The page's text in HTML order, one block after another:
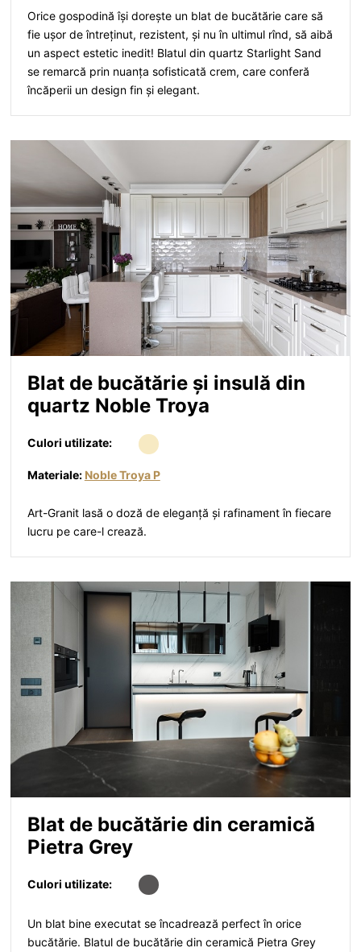
Orice gospodină își dorește un blat de bucătărie care să
fie ușor de întreținut, rezistent, și nu în ultimul rînd, să aibă
un aspect estetic inedit! Blatul din quartz Starlight Sand
se remarcă prin nuanța sofisticată crem, care conferă
încăperii un design fin și elegant.
Blat de bucătărie și insulă din
quartz Noble Troya
Culori utilizate:
Materiale: Noble Troya P
Art-Granit lasă o doză de eleganță și rafinament în fiecare
lucru pe care-l crează.
Blat de bucătărie din ceramică
Pietra Grey
Culori utilizate:
Un blat bine executat se încadrează perfect în orice
bucătărie. Blatul de bucătărie din ceramică Pietra Grey